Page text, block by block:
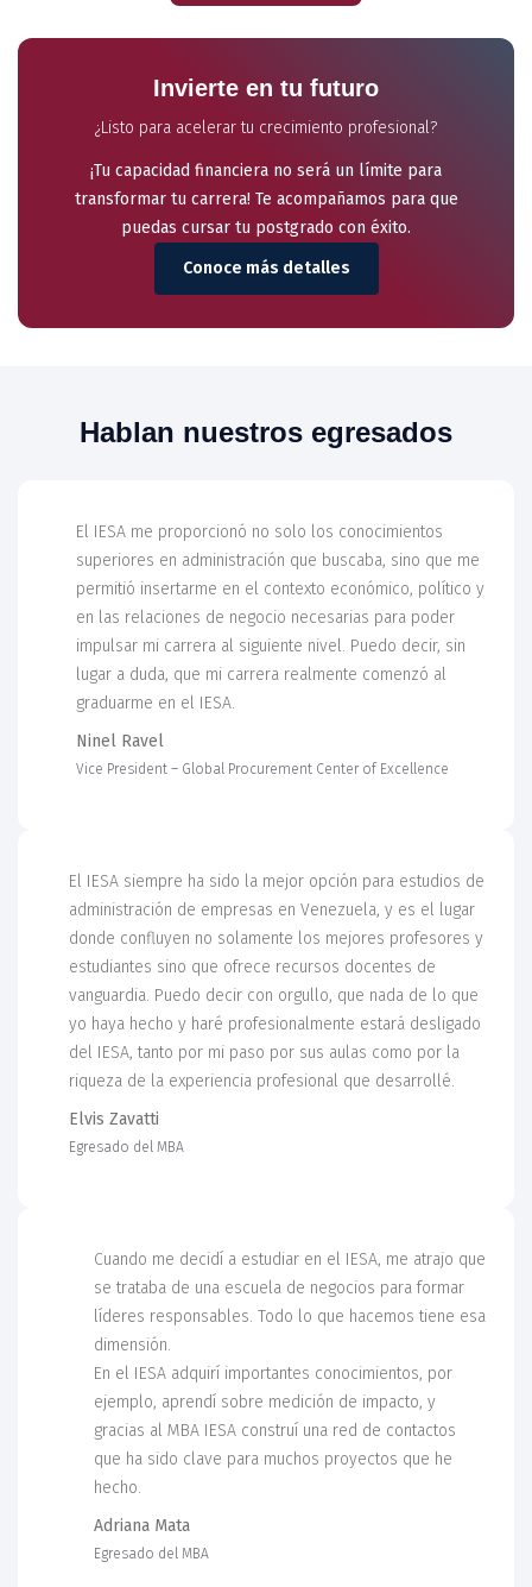
Invierte en tu futuro
¿Listo para acelerar tu crecimiento profesional?
¡Tu capacidad financiera no será un límite para
transformar tu carrera! Te acompañamos para que
puedas cursar tu postgrado con éxito.
Conoce más detalles
Hablan nuestros egresados
El IESA me proporcionó no solo los conocimientos
superiores en administración que buscaba, sino que me
permitió insertarme en el contexto económico, político y
en las relaciones de negocio necesarias para poder
impulsar mi carrera al siguiente nivel. Puedo decir, sin
lugar a duda, que mi carrera realmente comenzó al
graduarme en el IESA.
Ninel Ravel
Vice President – Global Procurement Center of Excellence
El IESA siempre ha sido la mejor opción para estudios de
administración de empresas en Venezuela, y es el lugar
donde confluyen no solamente los mejores profesores y
estudiantes sino que ofrece recursos docentes de
vanguardia. Puedo decir con orgullo, que nada de lo que
yo haya hecho y haré profesionalmente estará desligado
del IESA, tanto por mi paso por sus aulas como por la
riqueza de la experiencia profesional que desarrollé.
Elvis Zavatti
Egresado del MBA
Cuando me decidí a estudiar en el IESA, me atrajo que
se trataba de una escuela de negocios para formar
líderes responsables. Todo lo que hacemos tiene esa
dimensión.
En el IESA adquirí importantes conocimientos, por
ejemplo, aprendí sobre medición de impacto, y
gracias al MBA IESA construí una red de contactos
que ha sido clave para muchos proyectos que he
hecho.
Adriana Mata
Egresado del MBA